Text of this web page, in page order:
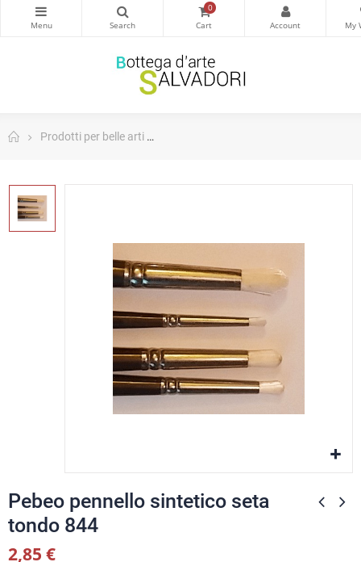
0
Prodotti per belle arti
Pebeo pennello sintetico seta
tondo 844
2,85 €